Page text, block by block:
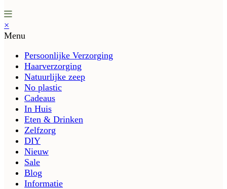
×
Menu
Persoonlijke Verzorging
Haarverzorging
Natuurlijke zeep
No plastic
Cadeaus
In Huis
Eten & Drinken
Zelfzorg
DIY
Nieuw
Sale
Blog
Informatie